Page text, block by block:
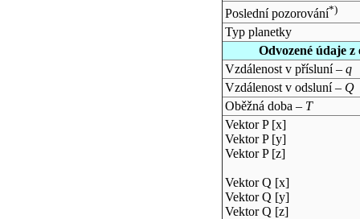
Poslední pozorování*)
Typ planetky
Odvozené údaje
Vzdálenost v přísluní – q
Vzdálenost v odsluní – Q
Oběžná doba – T
Vektor P [x]
Vektor P [y]
Vektor P [z]
Vektor Q [x]
Vektor Q [y]
Vektor Q [z]